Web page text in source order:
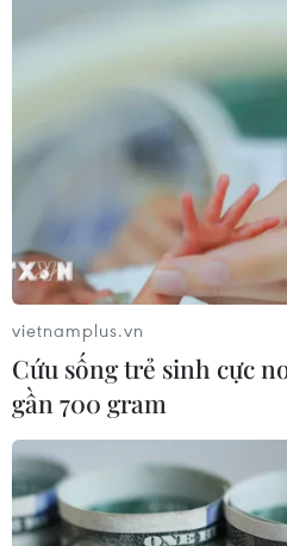
vietnamplus.vn
Cứu sống trẻ sinh cực
gần 700 gram